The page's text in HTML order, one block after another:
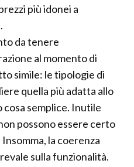
più idonei a
da tenere
al momento di
simile: le tipologie di
quella più adatta allo
semplice. Inutile
possono essere certo
la coerenza
sulla funzionalità.